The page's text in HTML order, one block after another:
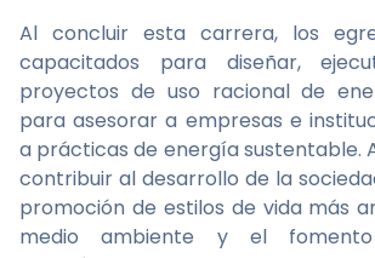
Al concluir esta carrera, los
capacitados para diseñar,
proyectos de uso racional de
para asesorar a empresas e
a prácticas de energía sustentable.
contribuir al desarrollo de la
promoción de estilos de vida más
medio ambiente y el